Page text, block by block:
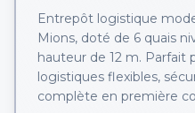
Entrepôt logistique
Mions, doté de 6 quais
hauteur de 12 m. Parfait
logistiques flexibles,
complète en première